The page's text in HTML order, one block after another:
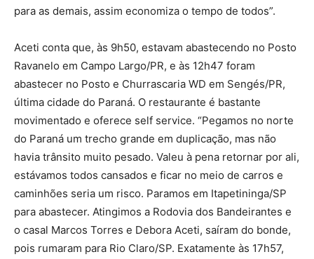
para as demais, assim economiza o tempo de todos”.
Aceti conta que, às 9h50, estavam abastecendo no Posto
Ravanelo em Campo Largo/PR, e às 12h47 foram
abastecer no Posto e Churrascaria WD em Sengés/PR,
última cidade do Paraná. O restaurante é bastante
movimentado e oferece self service. “Pegamos no norte
do Paraná um trecho grande em duplicação, mas não
havia trânsito muito pesado. Valeu à pena retornar por ali,
estávamos todos cansados e ficar no meio de carros e
caminhões seria um risco. Paramos em Itapetininga/SP
para abastecer. Atingimos a Rodovia dos Bandeirantes e
o casal Marcos Torres e Debora Aceti, saíram do bonde,
pois rumaram para Rio Claro/SP. Exatamente às 17h57,